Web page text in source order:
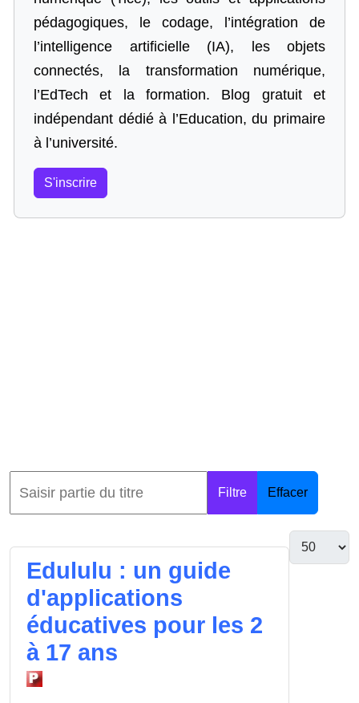
pédagogiques, le codage,
l’intégration de
l’intelligence artificielle (IA), les objets
connectés, la transformation numérique,
l’EdTech et la formation. Blog gratuit et
indépendant dédié à l’Education, du primaire
à l’université.
S'inscrire
Filtre Effacer
Edululu : un guide
d'applications
éducatives pour les 2
à 17 ans